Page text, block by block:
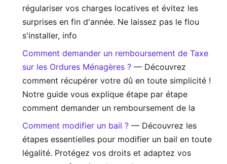
régulariser vos charges locatives et évitez les
surprises en fin d'année. Ne laissez pas le flou
s'installer, info
Comment demander un remboursement de Taxe
sur les Ordures Ménagères ? — Découvrez
comment récupérer votre dû en toute simplicité !
Notre guide vous explique étape par étape
comment demander un remboursement de la
Comment modifier un bail ? — Découvrez les
étapes essentielles pour modifier un bail en toute
légalité. Protégez vos droits et adaptez vos